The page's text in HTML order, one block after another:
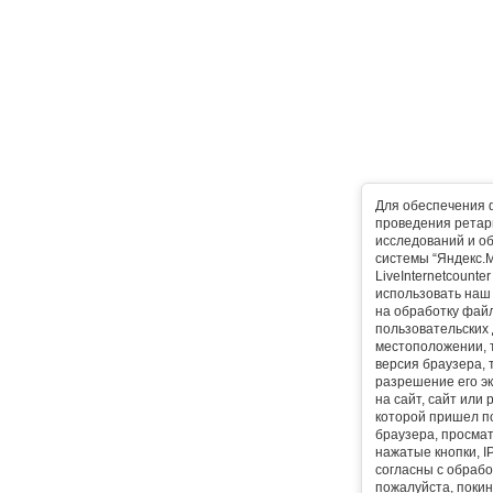
Для обеспечения
проведения
исследований и
системы
использовать
на обработку
местоположении,
версия браузера,
разрешение его
на сайт, сайт или
которой пришел
браузера,
нажатые кнопки,
согласны с
пожалуйста,